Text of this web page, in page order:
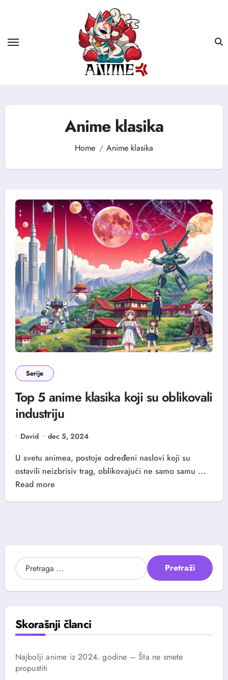
Anime klasika
Home Anime klasika
Serije
Top 5 anime klasika koji su oblikovali
industriju
David dec 5, 2024
U svetu animea, postoje određeni naslovi koji su
ostavili neizbrisiv trag, oblikovajući ne samo samu ...
Read more
P
r
t
a
g
a
z
a
:
Skorašnji članci
Najbolji anime iz 2024. godine – Šta ne smete
propustiti